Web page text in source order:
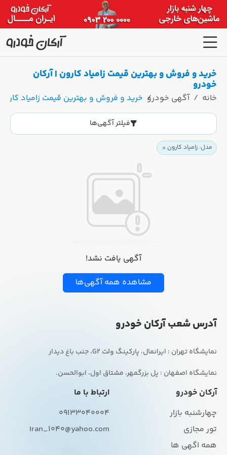
خرید و فروش و بهترین قیمت زامیاد کارون | آرکان
خودرو
خانه آگهی خودرو خرید و فروش و بهترین قیمت زامیاد
فیلتر آگهی‌ها
مدل: زامیاد کارون
آگهی یافت نشد!
مشاهده همه آگهی‌ها
آدرس شعب آرکان خودرو
نمایشگاه اصفهان : پل بزرگمهر، مشتاق اول، ابوالحسن.
آرکان خودرو
چهارشنبه بازار
تور مجازی
همه اگهی ها
ارتباط با ما
09133040004
Iran_1040@yahoo.com